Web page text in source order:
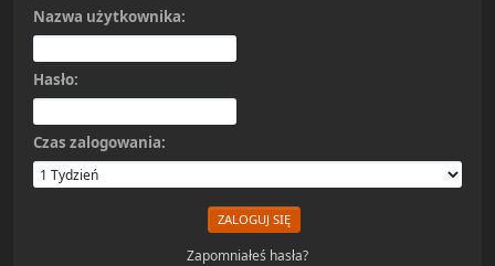
Nazwa użytkownika:
Hasło:
Czas zalogowania:
Zapomniałeś hasła?